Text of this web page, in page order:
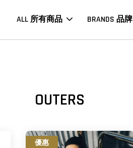
ALL 所有商品 BRANDS 品牌
OUTERS
優惠